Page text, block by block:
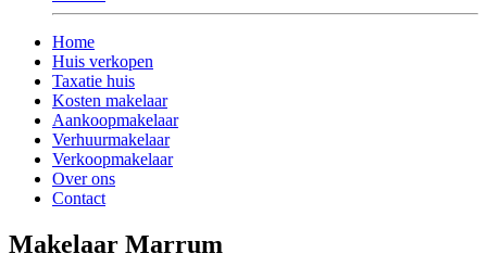
Home
Huis verkopen
Taxatie huis
Kosten makelaar
Aankoopmakelaar
Verhuurmakelaar
Verkoopmakelaar
Over ons
Contact
Makelaar Marrum